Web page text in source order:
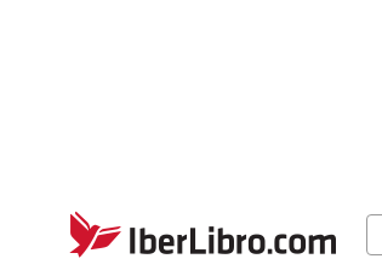
IberLibro.com